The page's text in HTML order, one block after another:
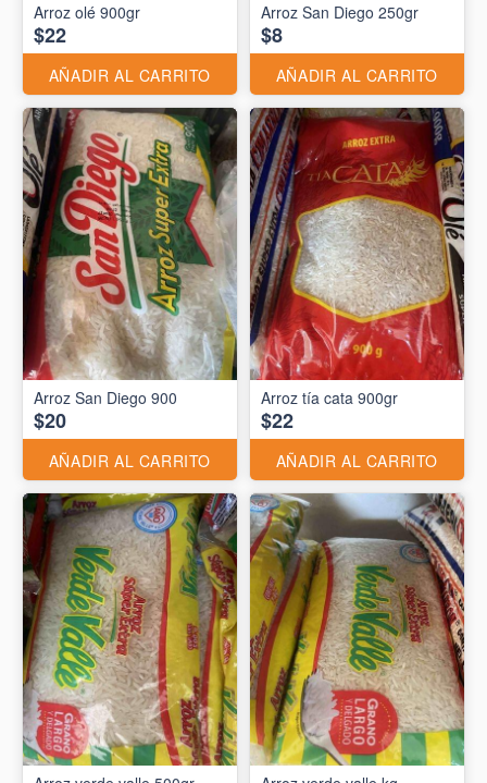
Arroz olé 900gr
$22
AÑADIR AL CARRITO
Arroz San Diego 250gr
$8
AÑADIR AL CARRITO
Arroz San Diego 900
$20
AÑADIR AL CARRITO
Arroz tía cata 900gr
$22
AÑADIR AL CARRITO